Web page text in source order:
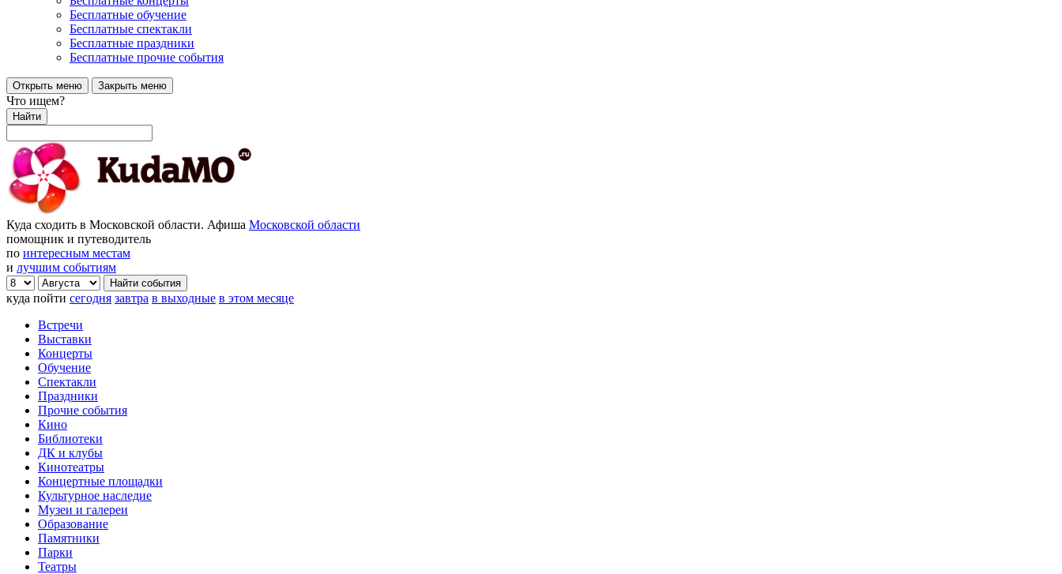
Бесплатные обучение
Бесплатные спектакли
Бесплатные праздники
Бесплатные прочие события
Открыть меню Закрыть меню
Что ищем?
Найти
Куда сходить в Московской области. Афиша Московской области
помощник и путеводитель
по интересным местам
и лучшим событиям
куда пойти сегодня завтра в выходные в этом месяце
Встречи
Выставки
Концерты
Обучение
Спектакли
Праздники
Прочие события
Кино
Библиотеки
ДК и клубы
Кинотеатры
Концертные площадки
Культурное наследие
Музеи и галереи
Образование
Памятники
Парки
Театры